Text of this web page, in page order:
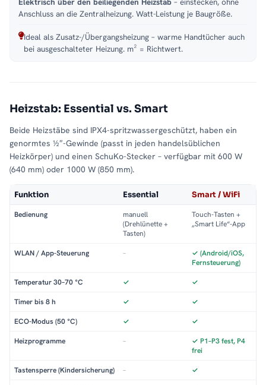
Anschluss an die Zentralheizung. Watt-Leistung je Baugröße.
Ideal als Zusatz-/Übergangsheizung – warme Handtücher auch
bei ausgeschalteter Heizung. m² = Richtwert.
Heizstab: Essential vs. Smart
Beide Heizstäbe sind IPX4-spritzwassergeschützt, haben ein
genormtes ½″-Gewinde (passt in jeden handelsüblichen
Heizkörper) und einen SchuKo-Stecker – verfügbar mit 600 W
(640 mm) oder 1000 W (850 mm).
Funktion Essential Smart / WiFi
Bedienung
manuell
(Drehlünette +
Tasten)
Touch-Tasten +
„Smart Life“-App
WLAN / App-Steuerung –
✓ (Android/iOS,
Fernsteuerung)
Temperatur 30–70 °C ✓ ✓
Timer bis 8 h ✓ ✓
ECO-Modus (50 °C) ✓ ✓
Heizprogramme –
✓ P1–P3 fest, P4
frei
Tastensperre (Kindersicherung) – ✓